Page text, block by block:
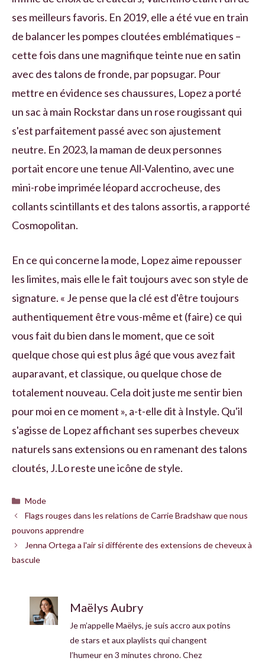
ses meilleurs favoris. En 2019, elle a été vue en train
de balancer les pompes cloutées emblématiques –
cette fois dans une magnifique teinte nue en satin
avec des talons de fronde, par popsugar. Pour
mettre en évidence ses chaussures, Lopez a porté
un sac à main Rockstar dans un rose rougissant qui
s'est parfaitement passé avec son ajustement
neutre. En 2023, la maman de deux personnes
portait encore une tenue All-Valentino, avec une
mini-robe imprimée léopard accrocheuse, des
collants scintillants et des talons assortis, a rapporté
Cosmopolitan.
En ce qui concerne la mode, Lopez aime repousser
les limites, mais elle le fait toujours avec son style de
signature. « Je pense que la clé est d'être toujours
authentiquement être vous-même et (faire) ce qui
vous fait du bien dans le moment, que ce soit
quelque chose qui est plus âgé que vous avez fait
auparavant, et classique, ou quelque chose de
totalement nouveau. Cela doit juste me sentir bien
pour moi en ce moment », a-t-elle dit à Instyle. Qu'il
s'agisse de Lopez affichant ses superbes cheveux
naturels sans extensions ou en ramenant des talons
cloutés, J.Lo reste une icône de style.
Catégories
Mode
Flags rouges dans les relations de Carrie Bradshaw que nous
pouvons apprendre
Jenna Ortega a l'air si différente des extensions de cheveux à
bascule
Maëlys Aubry
Je m’appelle Maëlys, je suis accro aux potins
de stars et aux playlists qui changent
l’humeur en 3 minutes chrono. Chez